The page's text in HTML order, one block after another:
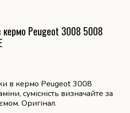
кермо Peugeot 3008 5008
в кермо Peugeot 3008
сумісність визначайте за
Оригінал.